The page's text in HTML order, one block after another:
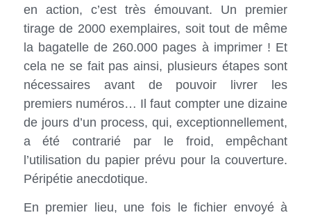
en action, c’est très émouvant. Un premier
tirage de 2000 exemplaires, soit tout de même
la bagatelle de 260.000 pages à imprimer ! Et
cela ne se fait pas ainsi, plusieurs étapes sont
nécessaires avant de pouvoir livrer les
premiers numéros… Il faut compter une dizaine
de jours d’un process, qui, exceptionnellement,
a été contrarié par le froid, empêchant
l’utilisation du papier prévu pour la couverture.
Péripétie anecdotique.
En premier lieu, une fois le fichier envoyé à